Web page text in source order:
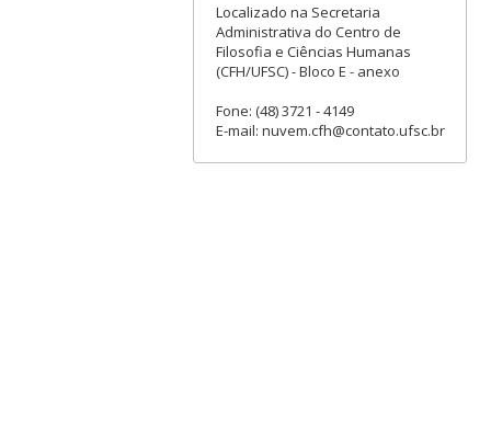
Localizado na Secretaria
Administrativa do Centro de
Filosofia e Ciências Humanas
(CFH/UFSC) - Bloco E - anexo
Fone: (48) 3721 - 4149
E-mail: nuvem.cfh@contato.ufsc.br